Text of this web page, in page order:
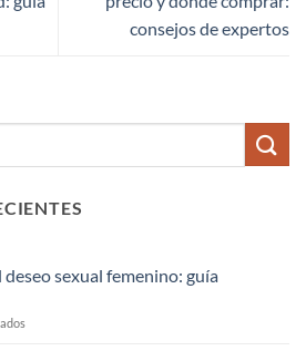
consejos de expertos
deseo sexual femenino: guía